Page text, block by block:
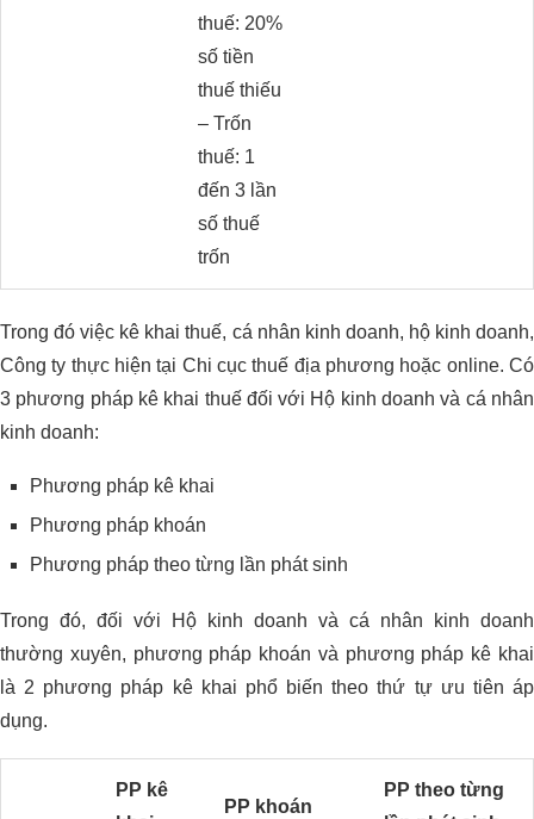
thuế: 20%
số tiền
thuế thiếu
– Trốn
thuế: 1
đến 3 lần
số thuế
trốn
Trong đó việc kê khai thuế, cá nhân kinh doanh, hộ kinh doanh,
Công ty thực hiện tại Chi cục thuế địa phương hoặc online. Có
3 phương pháp kê khai thuế đối với Hộ kinh doanh và cá nhân
kinh doanh:
Phương pháp kê khai
Phương pháp khoán
Phương pháp theo từng lần phát sinh
Trong đó, đối với Hộ kinh doanh và cá nhân kinh doanh
thường xuyên, phương pháp khoán và phương pháp kê khai
là 2 phương pháp kê khai phổ biến theo thứ tự ưu tiên áp
dụng.
PP kê
PP khoán
PP theo từng